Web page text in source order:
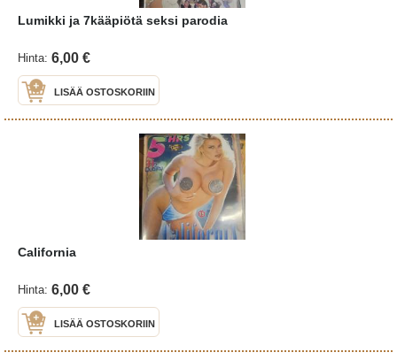
Lumikki ja 7kääpiötä seksi parodia
Hinta: 6,00 €
LISÄÄ OSTOSKORIIN
California
Hinta: 6,00 €
LISÄÄ OSTOSKORIIN